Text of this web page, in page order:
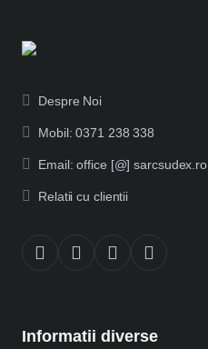
Despre Noi
Mobil: 0371 238 338
Email: office [@] sarcsudex.ro
Relatii cu clientii
Informatii diverse